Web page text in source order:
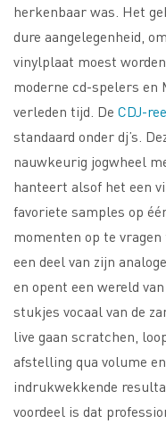
herkenbaar was. Het
dure aangelegenheid,
vinylplaat moest
moderne cd-spelers
verleden tijd. De CDJ-
standaard onder dj’s.
nauwkeurig jogwheel
hanteert alsof het een
favoriete samples op
momenten op te
een deel van zijn
en opent een wereld
stukjes vocaal van de
live gaan scratchen,
afstelling qua volume
indrukwekkende
voordeel is dat